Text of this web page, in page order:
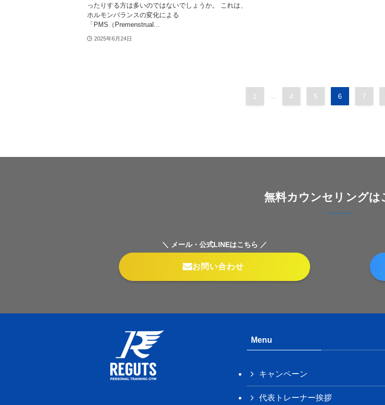
ったりする方は多いのではないでしょうか。 これは、
ホルモンバランスの変化による
「PMS（Premenstrual...
2025年6月24日
1 4 5 6 7
無料カウンセリングは
＼ メール・公式LINEはこちら ／
お問い合わせ
Menu
キャンペーン
代表トレーナー挨拶